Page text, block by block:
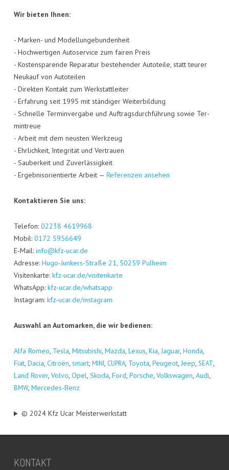
Wir bie­ten Ihnen:
- Mar­ken- und Model­lun­ge­bun­den­heit
- Hoch­wer­ti­gen Auto­ser­vice zum fai­ren Preis
- Kos­ten­spa­ren­de Repa­ra­tur bestehen­der Auto­tei­le, statt teu­rer
Neu­kauf von Auto­tei­len
- Direk­ten Kon­takt zum Werk­statt­lei­ter
- Erfah­rung seit 1995 mit stän­di­ger Wei­ter­bil­dung
- Schnel­le Ter­min­ver­ga­be und Auf­trags­durch­füh­rung sowie Ter­
min­treue
- Arbeit mit dem neus­ten Werk­zeug
- Ehr­lich­keit, Inte­gri­tät und Ver­trau­en
- Sau­ber­keit und Zuver­läs­sig­keit
- Ergeb­nis­ori­en­tier­te Arbeit — Refe­ren­zen ansehen
Kon­tak­tie­ren Sie uns:
Tele­fon: 02238 4619968
Mobil: 0172 5956649
E‑Mail: info@kfz-ucar.de
Adres­se: Hugo-Jun­kers-Stra­ße 21, 50259 Pul­heim
Visi­ten­kar­te: kfz-ucar.de/visitenkarte
Whats­App: kfz-ucar.de/whatsapp
Insta­gram: kfz-ucar.de/instagram
Aus­wahl an Auto­mar­ken, die wir bedienen:
Alfa Romeo, Tes­la, Mitsu­bi­shi, Maz­da, Lexus, Kia, Jagu­ar, Hon­da,
Fiat, Dacia, Citro­ën, smart, MINI, CUPRA, Toyo­ta, Peu­geot, Jeep, SEAT,
Land Rover, Vol­vo, Opel, Sko­da, Ford, Por­sche, Volks­wa­gen, Audi,
BMW, Mer­ce­des-Benz
© 2024 Kfz Ucar Meisterwerkstatt
KON­TAKT